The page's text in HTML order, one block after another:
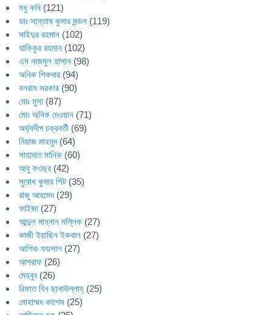
মধু কবি (121)
ডাঃ সন্তোষ কুমার মন্ডল (119)
সাইদুর রহমান (102)
হাকিকুর রহমান (102)
এম নাজমুল হাসান (98)
অনিক শিকদার (94)
বলরাম সরকার (90)
মোঃ মুসা (87)
মোঃ অনিক দেওয়ান (71)
অর্ঘ্যদীপ চক্রবর্তী (69)
নিয়াজ মাহমুদ(64)
সাহাদাত মানিক (60)
আবু কওছর (42)
সুবোধ কুমার শিট (35)
রাজু আহমেদ(29)
ফাইজা (27)
আব্দুল মান্নান মল্লিক (27)
কাজী ইয়াছিন ইকবাল (27)
আশিক ফয়সাল (27)
আশরাফ (26)
মেহবুব (26)
রিফাত বিন ছানাউল্লাহ্ (25)
মোহাম্মদ কাশেম (25)